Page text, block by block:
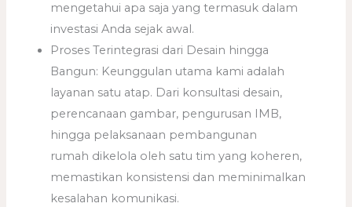
mengetahui apa saja yang termasuk dalam
investasi Anda sejak awal.
Proses Terintegrasi dari Desain hingga
Bangun: Keunggulan utama kami adalah
layanan satu atap. Dari konsultasi desain,
perencanaan gambar, pengurusan IMB,
hingga pelaksanaan pembangunan
rumah dikelola oleh satu tim yang koheren,
memastikan konsistensi dan meminimalkan
kesalahan komunikasi.